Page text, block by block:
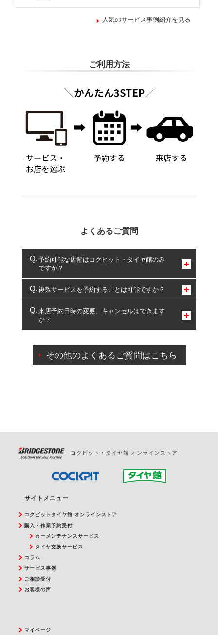
人気のサービス事例紹介を見る
ご利用方法
よくあるご質問
予約可能な店舗はコクピット・タイヤ館のみ
ですか？
コクピット・タイヤ館のみとなります。
複数サービスを予約することは可能ですか？
複数サービスのご予約は可能です。
一部の商品・サービスの組み合わせに限り、同時にご予約が
出来ないものもございます。
来店予約日時の変更、キャンセルはできます
か？
ご来店予約日の3営業日前を過ぎている場合のご予約
の日時変更につきましては、直接ご予約の店舗まで
その他のよくあるご質問はこちら
コクピット・タイヤ館 オンラインストア
サイトメニュー
コクピットタイヤ館 オンラインストア
購入・作業予約受付
カーメンテナンスサービス
タイヤ交換サービス
コラム
サービス事例
ご相談受付
お客様の声
マイページ